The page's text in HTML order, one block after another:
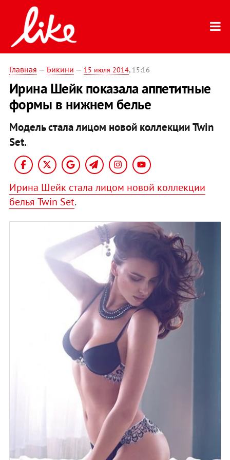
Главная — Бикини — 15 июля 2014, 15:16
Ирина Шейк показала аппетитные
формы в нижнем белье
Модель стала лицом новой коллекции Twin
Set.
Ирина Шейк стала лицом новой коллекции
белья Twin Set.